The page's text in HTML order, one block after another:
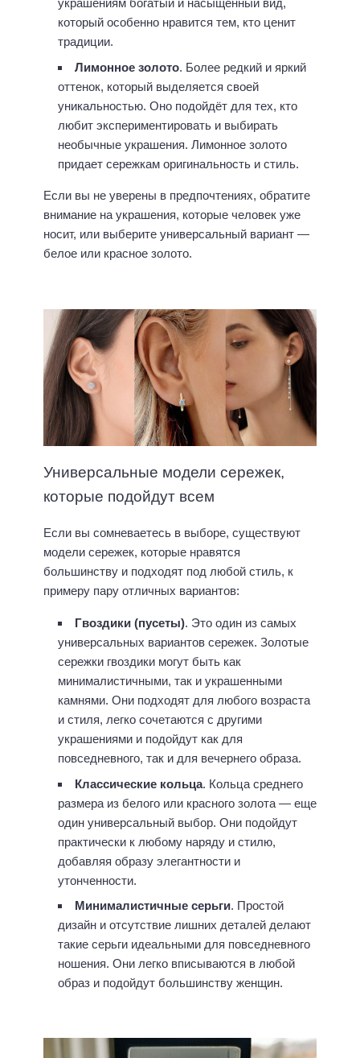
украшениям богатый и насыщенный вид,
который особенно нравится тем, кто ценит
традиции.
Лимонное золото. Более редкий и яркий
оттенок, который выделяется своей
уникальностью. Оно подойдёт для тех, кто
любит экспериментировать и выбирать
необычные украшения. Лимонное золото
придает сережкам оригинальность и стиль.
Если вы не уверены в предпочтениях, обратите
внимание на украшения, которые человек уже
носит, или выберите универсальный вариант —
белое или красное золото.
Универсальные модели сережек,
которые подойдут всем
Если вы сомневаетесь в выборе, существуют
модели сережек, которые нравятся
большинству и подходят под любой стиль, к
примеру пару отличных вариантов:
Гвоздики (пусеты). Это один из самых
универсальных вариантов сережек. Золотые
сережки гвоздики могут быть как
минималистичными, так и украшенными
камнями. Они подходят для любого возраста
и стиля, легко сочетаются с другими
украшениями и подойдут как для
повседневного, так и для вечернего образа.
Классические кольца. Кольца среднего
размера из белого или красного золота — еще
один универсальный выбор. Они подойдут
практически к любому наряду и стилю,
добавляя образу элегантности и
утонченности.
Минималистичные серьги. Простой
дизайн и отсутствие лишних деталей делают
такие серьги идеальными для повседневного
ношения. Они легко вписываются в любой
образ и подойдут большинству женщин.